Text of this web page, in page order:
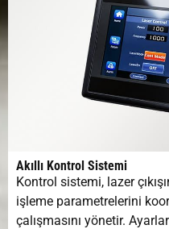
Akıllı Kontrol Sistemi
Kontrol sistemi, lazer
işleme parametrelerini
çalışmasını yönetir.